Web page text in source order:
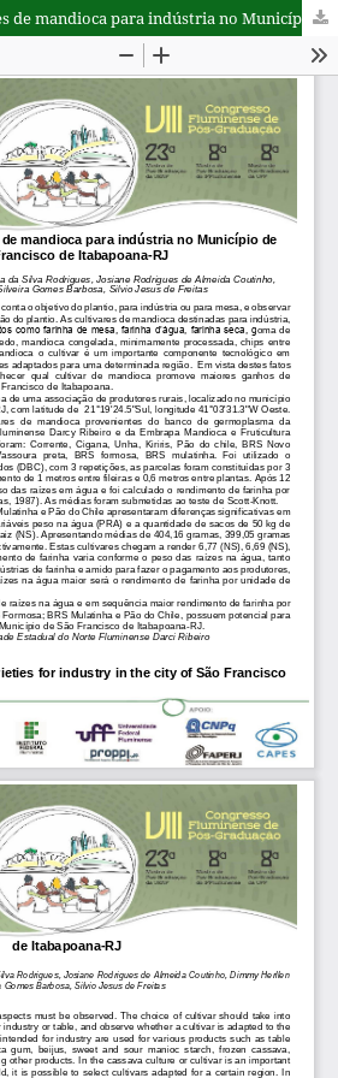
Seleção de variedades de mandioca para indústria no Município de São Francisco de Itabapoana-RJ